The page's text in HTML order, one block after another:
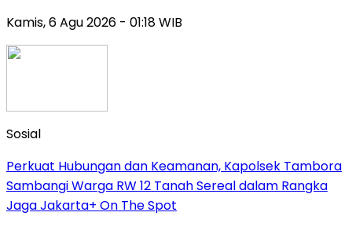
Kamis, 6 Agu 2026 - 01:18 WIB
Sosial
Perkuat Hubungan dan Keamanan, Kapolsek Tambora
Sambangi Warga RW 12 Tanah Sereal dalam Rangka
Jaga Jakarta+ On The Spot